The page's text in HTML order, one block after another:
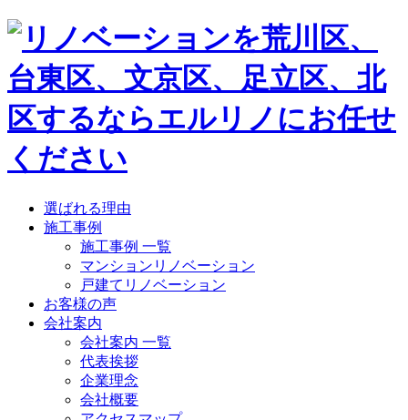
選ばれる理由
施工事例
施工事例 一覧
マンションリノベーション
戸建てリノベーション
お客様の声
会社案内
会社案内 一覧
代表挨拶
企業理念
会社概要